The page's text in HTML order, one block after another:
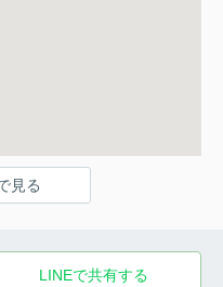
見る
LINEで共有する